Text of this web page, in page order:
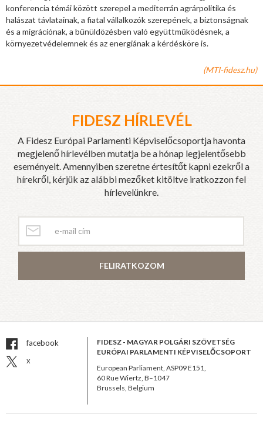
konferencia témái között szerepel a mediterrán agrárpolitika és
halászat távlatainak, a fiatal vállalkozók szerepének, a biztonságnak
és a migrációnak, a bűnüldözésben való együttműködésnek, a
környezetvédelemnek és az energiának a kérdésköre is.
(MTI-fidesz.hu)
FIDESZ HÍRLEVÉL
A Fidesz Európai Parlamenti Képviselőcsoportja havonta
megjelenő hírlevélben mutatja be a hónap legjelentősebb
eseményeit. Amennyiben szeretne értesítőt kapni ezekről a
hírekről, kérjük az alábbi mezőket kitöltve iratkozzon fel
hírlevelünkre.
FELIRATKOZOM
facebook
x
FIDESZ - MAGYAR POLGÁRI SZÖVETSÉG
EURÓPAI PARLAMENTI KÉPVISELŐCSOPORT
European Parliament, ASP09 E151,
60 Rue Wiertz, B–1047
Brussels, Belgium